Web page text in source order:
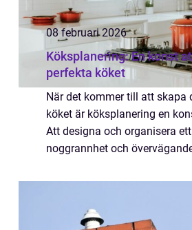
08 februari 2026
Köksplanering: En konst
perfekta köket
När det kommer till att skapa
köket är köksplanering en
Att designa och organisera
noggrannhet och